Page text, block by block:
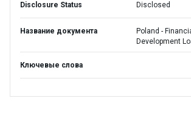
Disclosure Status Disclosed
Название документа
Poland -
Development
Ключевые слова